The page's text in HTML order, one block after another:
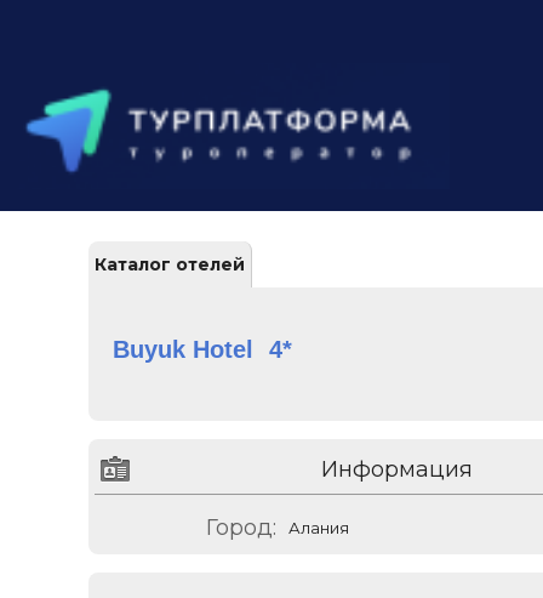
Каталог отелей
Buyuk Hotel 4*
Информация
Город: Алания